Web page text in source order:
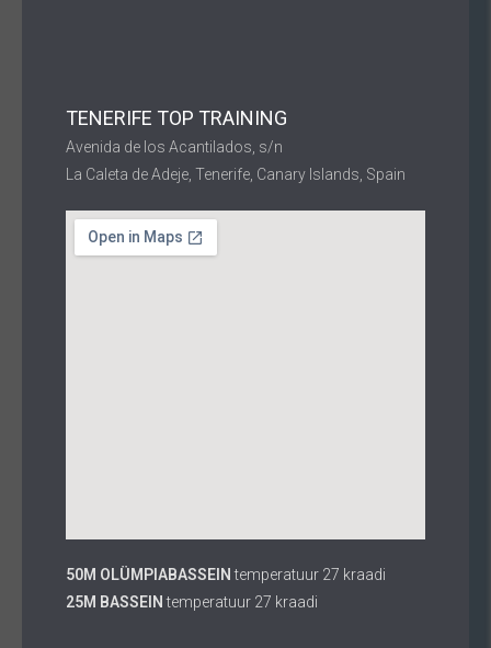
TENERIFE TOP TRAINING
Avenida de los Acantilados, s/n
La Caleta de Adeje, Tenerife, Canary Islands, Spain
50M OLÜMPIABASSEIN temperatuur 27 kraadi
25M BASSEINtemperatuur 27 kraadi